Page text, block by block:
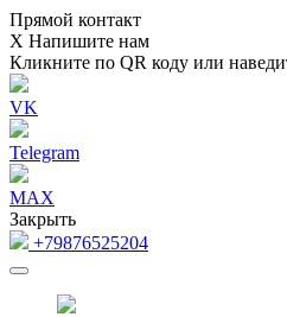
Прямой контакт
Х Напишите нам
Кликните по QR коду или
VK
Telegram
MAX
Закрыть
+79876525204